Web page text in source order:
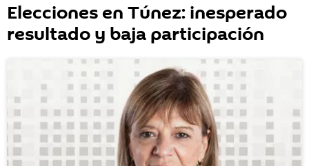
Elecciones en Túnez: inesperado
resultado y baja participación